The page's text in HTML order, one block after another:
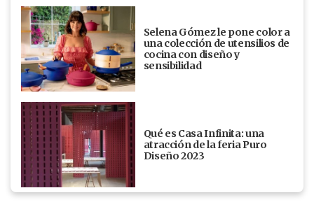
Selena Gómez le pone color a
una colección de utensilios de
cocina con diseño y
sensibilidad
Qué es Casa Infinita: una
atracción de la feria Puro
Diseño 2023